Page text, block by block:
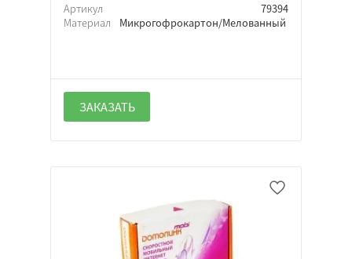
Артикул
79394
Материал
Микрогофрокартон/Мелованный
ЗАКАЗАТЬ